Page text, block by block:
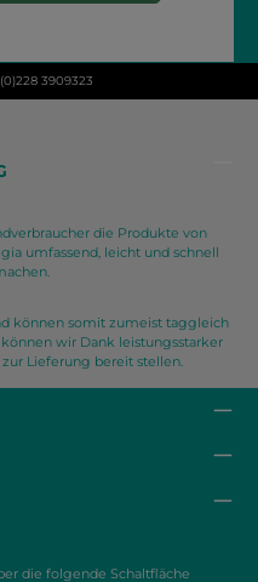
3909323
die Produkte von
umfassend, leicht und schnell
können somit zumeist taggleich
wir Dank leistungsstarker
Lieferung bereit stellen.
die folgende Schaltfläche